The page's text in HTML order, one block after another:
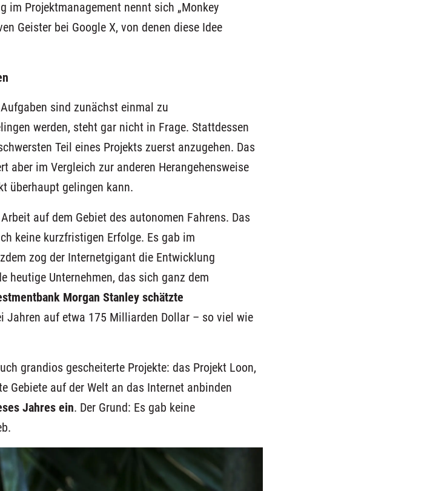
im Projektmanagement nennt sich „Monkey
Geister bei Google X, von denen diese Idee
sind zunächst einmal zu
werden, steht gar nicht in Frage. Stattdessen
Teil eines Projekts zuerst anzugehen. Das
aber im Vergleich zur anderen Herangehensweise
überhaupt gelingen kann.
Arbeit auf dem Gebiet des autonomen Fahrens. Das
keine kurzfristigen Erfolge. Es gab im
zog der Internetgigant die Entwicklung
heutige Unternehmen, das sich ganz dem
Morgan Stanley schätzte
Jahren auf etwa 175 Milliarden Dollar – so viel wie
grandios gescheiterte Projekte: das Projekt Loon,
Gebiete auf der Welt an das Internet anbinden
Jahres ein. Der Grund: Es gab keine